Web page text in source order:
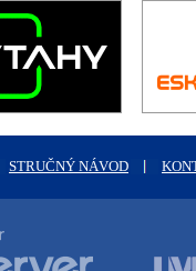
STRUČNÝ NÁVOD